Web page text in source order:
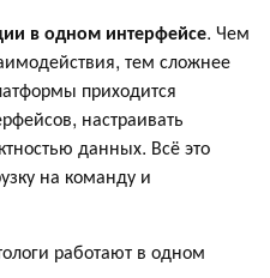
в одном интерфейсе. Чем
тем сложнее
приходится
настраивать
данных. Всё это
на команду и
работают в одном